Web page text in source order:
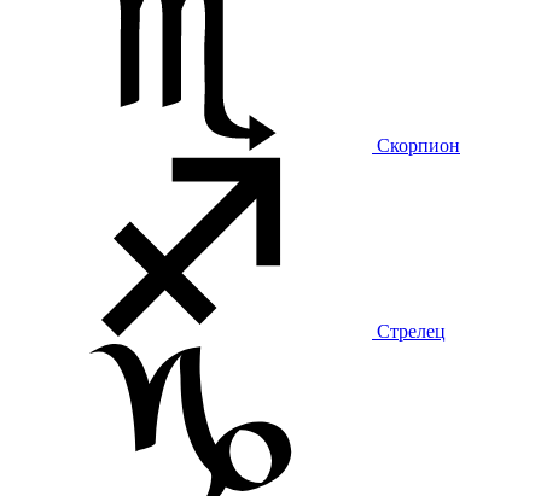
Скорпион
Стрелец